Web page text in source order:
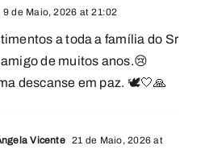
9 de Maio, 2026 at 21:02
a toda a família do Sr
de muitos anos.😢
descanse em paz. 🕊️🤍🙏
Vicente 21 de Maio, 2026 at